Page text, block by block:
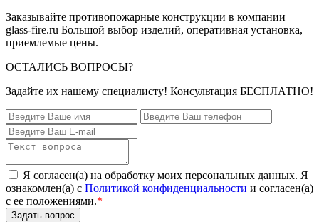
Заказывайте противопожарные конструкции в компании
glass-fire.ru Большой выбор изделий, оперативная установка,
приемлемые цены.
ОСТАЛИСЬ ВОПРОСЫ?
Задайте их нашему специалисту! Консультация БЕСПЛАТНО!
Я согласен(а) на обработку моих персональных данных. Я
ознакомлен(а) с Политикой конфиденциальности и согласен(а)
с ее положениями.*
Задать вопрос